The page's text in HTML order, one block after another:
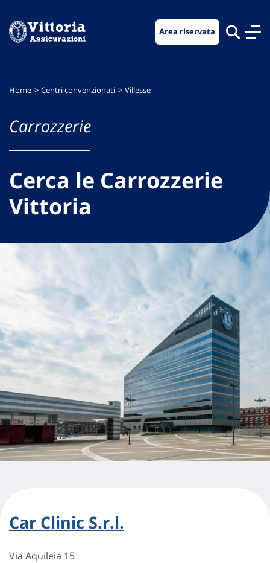
menu
contenuto
footer
Area riservata
Home Centri convenzionati Villesse
Carrozzerie
Cerca le Carrozzerie
Vittoria
Car Clinic S.r.l.
Via Aquileia 15